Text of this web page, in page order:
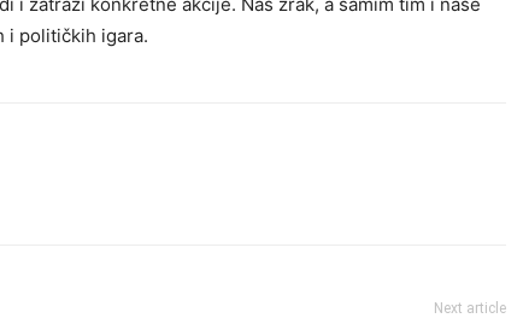
i političkih igara.
Next article